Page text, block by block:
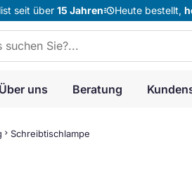
seit über 15 JahrenacuteHeute bestellt,
Über uns Beratung
chevron_right Schreibtischlampe